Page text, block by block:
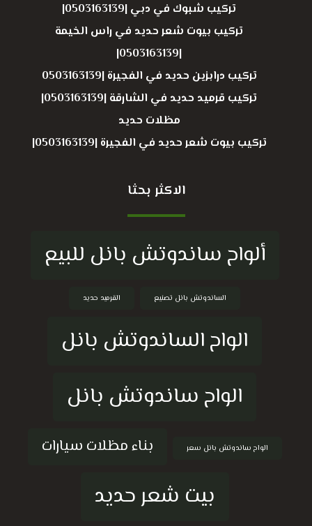
تركيب شبوك في دبي |0503163139|
تركيب بيوت شعر حديد في راس الخيمة
|0503163139|
تركيب درابزين حديد في الفجيرة |0503163139
تركيب قرميد حديد في الشارقة |0503163139|
مظلات حديد
تركيب بيوت شعر حديد في الفجيرة |0503163139|
الاكثر بحثا
ألواح ساندوتش بانل للبيع
الساندوتش بانل تصنيع القرميد حديد
الواح الساندوتش بانل
الواح ساندوتش بانل
الواح ساندوتش بانل سعر بناء مظلات سيارات
بيت شعر حديد